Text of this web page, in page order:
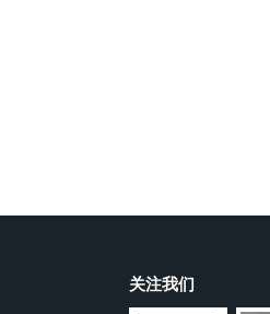
关注我们